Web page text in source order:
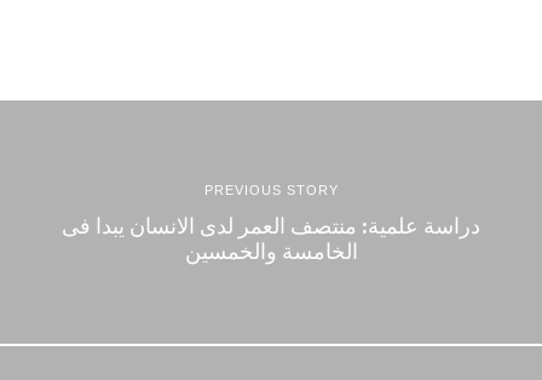
PREVIOUS STORY
دراسة علمية: منتصف العمر لدى الانسان يبدا فى
الخامسة والخمسين